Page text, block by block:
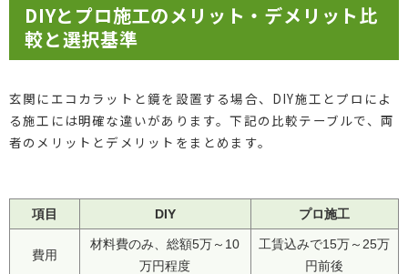
DIYとプロ施工のメリット・デメリット比
較と選択基準
玄関にエコカラットと鏡を設置する場合、DIY施工とプロによ
る施工には明確な違いがあります。下記の比較テーブルで、両
者のメリットとデメリットをまとめます。
項目 DIY プロ施工
費用
材料費のみ、総額5万～10
万円程度
工賃込みで15万～25万
円前後